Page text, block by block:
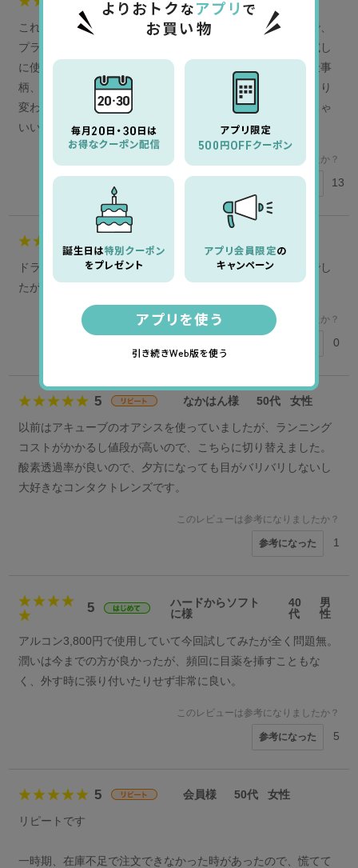
これまでトータルワンやトゥルーアイとかを使っていたので、
プライベートブランド？的なのは抵抗があったのですが、試し
に使ってみたところ想像よりはるかによくて驚きました。仕事
柄、長時間つけるのですが、使用感はこれまでのものとあまり
変わらないように思いました。値段を考えてもコスパめっちゃ
いいし、今後はこっちにしようかなって感じです。
このレビューは参考になりましたか？
参考になった 13
ドライアイがひどく、他社の限られた商品しか使えませんでし
たが、乾燥も感じずさらには汚れもつきにくく、感動です。
このレビューは参考になりましたか？
0
5 なかはん様 50代 女性
以前はアキューブのオアシスを使っていましたが、ランニング
コストがかかるし値段が高いので、こちらに切り替えました。
酸素透過率が良いので、夕方になっても目がバリバリしないし
大好きなコンタクトレンズです。
このレビューは参考になりましたか？
参考になった 1
5
ハードからソフト
に様
40
代
男
性
アルコン3,800円で使用していて今回試してみたが全く問題無。
潤いは今までの方が良かったが、頻回に目薬を挿すこともな
く、外す時に張り付いたりせず非常に良い。
このレビューは参考になりましたか？
参考になった 5
5 会員様 50代 女性
リピートです
一時期、在庫不足で注文できなかった時があったので、慌てて